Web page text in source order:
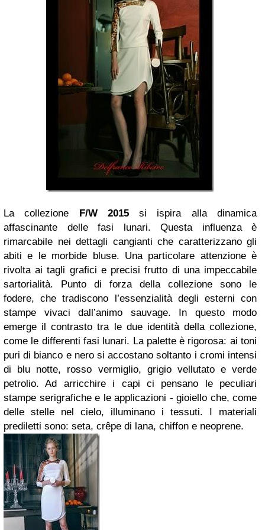
La collezione F/W 2015si ispira alla dinamica
affascinante delle fasi lunari. Questa influenza è
rimarcabile nei dettagli cangianti che caratterizzano gli
abiti e le morbide bluse. Una particolare attenzione è
rivolta ai tagli grafici e precisi frutto di una impeccabile
sartorialità. Punto di forza della collezione sono le
fodere, che tradiscono l’essenzialità degli esterni con
stampe vivaci dall’animo sauvage. In questo modo
emerge il contrasto tra le due identità della collezione,
come le differenti fasi lunari. La palette è rigorosa: ai toni
puri di bianco e nero si accostano soltanto i cromi intensi
di blu notte, rosso vermiglio, grigio vellutato e verde
petrolio. Ad arricchire i capi ci pensano le peculiari
stampe serigrafiche e le applicazioni - gioiello che, come
delle stelle nel cielo, illuminano i tessuti. I materiali
prediletti sono: seta, crêpe di lana, chiffon e neoprene.